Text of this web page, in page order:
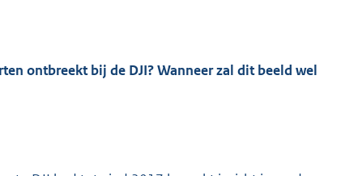
ontbreekt bij de DJI? Wanneer zal dit beeld wel